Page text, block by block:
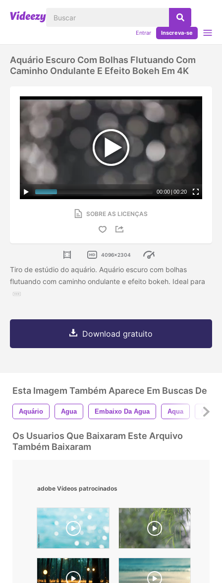
Entrar Inscreva-se
Aquário Escuro Com Bolhas Flutuando Com
Caminho Ondulante E Efeito Bokeh Em 4K
00:00 | 00:20
SOBRE AS LICENÇAS
4096x2304
Tiro de estúdio do aquário. Aquário escuro com bolhas
flutuando com caminho ondulante e efeito bokeh. Ideal para
Download gratuito
Esta Imagem Também Aparece Em Buscas De
Aquário Agua Embaixo Da Agua Aqua Fundo
Os Usuarios Que Baixaram Este Arquivo
Também Baixaram
adobe Vídeos patrocinados